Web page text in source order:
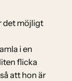
det möjligt
i en
flicka
att hon är